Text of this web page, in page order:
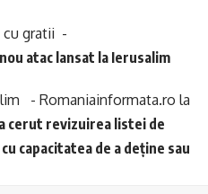
cu gratii -
atac lansat la Ierusalim
- Romaniainformata.ro la
cerut revizuirea listei de
capacitatea de a deține sau